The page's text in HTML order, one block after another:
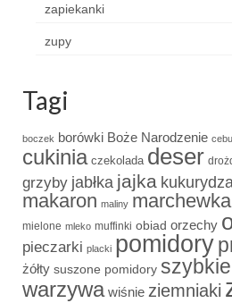
zapiekanki
zupy
Tagi
boczek borówki Boże Narodzenie
cukinia czekolada deser
grzyby jabłka jajka kukurydza
makaron maliny marchewka
mielone mleko muffinki obiad orzechy
pieczarki placki pomidory
żółty suszone pomidory szybkie
warzywa wiśnie ziemniaki